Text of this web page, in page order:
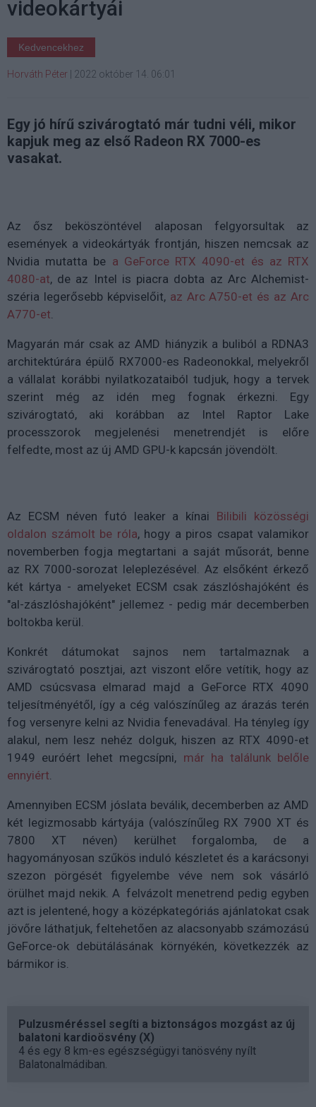
videokártyái
Kedvencekhez
Horváth Péter 2022 október 14. 06:01
Egy jó hírű szivárogtató már tudni véli, mikor
kapjuk meg az első Radeon RX 7000-es
vasakat.
Az ősz beköszöntével alaposan felgyorsultak az
események a videokártyák frontján, hiszen nemcsak az
Nvidia mutatta be a GeForce RTX 4090-et és az RTX
4080-at, de az Intel is piacra dobta az Arc Alchemist-
széria legerősebb képviselőit, az Arc A750-et és az Arc
A770-et
Magyarán már csak az AMD hiányzik a buliból a RDNA3
architektúrára épülő RX7000-es Radeonokkal, melyekről
a vállalat korábbi nyilatkozataiból tudjuk, hogy a tervek
szerint még az idén meg fognak érkezni. Egy
szivárogtató, aki korábban az Intel Raptor Lake
processzorok megjelenési menetrendjét is előre
felfedte, most az új AMD GPU-k kapcsán jövendölt.
Az ECSM néven futó leaker a kínai Bilibili közösségi
oldalon számolt be róla, hogy a piros csapat valamikor
novemberben fogja megtartani a saját műsorát, benne
az RX 7000-sorozat leleplezésével. Az elsőként érkező
két kártya - amelyeket ECSM csak zászlóshajóként és
"al-zászlóshajóként" jellemez - pedig már decemberben
boltokba kerül.
Konkrét dátumokat sajnos nem tartalmaznak a
szivárogtató posztjai, azt viszont előre vetítik, hogy az
AMD csúcsvasa elmarad majd a GeForce RTX 4090
teljesítményétől, így a cég valószínűleg az árazás terén
fog versenyre kelni az Nvidia fenevadával. Ha tényleg így
alakul, nem lesz nehéz dolguk, hiszen az RTX 4090-et
1949 euróért lehet megcsípni, már ha találunk belőle
ennyiért
Amennyiben ECSM jóslata beválik, decemberben az AMD
két legizmosabb kártyája (valószínűleg RX 7900 XT és
7800 XT néven) kerülhet forgalomba, de a
hagyományosan szűkös induló készletet és a karácsonyi
szezon pörgését figyelembe véve nem sok vásárló
örülhet majd nekik. A felvázolt menetrend pedig egyben
azt is jelentené, hogy a középkategóriás ajánlatokat csak
jövőre láthatjuk, feltehetően az alacsonyabb számozású
GeForce-ok debütálásának környékén, következzék az
bármikor is.
Pulzusméréssel segíti a biztonságos mozgást az új
balatoni kardioösvény (X)
4 és egy 8 km-es egészségügyi tanösvény nyílt
Balatonalmádiban.